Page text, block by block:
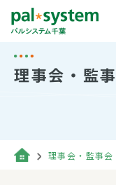
理事会・監
理事会・監事会